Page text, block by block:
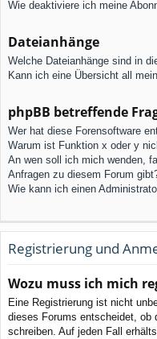
Wie deaktiviere ich meine
Dateianhänge
Welche Dateianhänge sind in
Kann ich eine Übersicht all
phpBB betreffende
Wer hat diese Forensoftware
Warum ist Funktion x oder y
An wen soll ich mich wenden,
Anfragen zu diesem Forum
Wie kann ich einen
Registrierung und
Wozu muss ich mich
Eine Registrierung ist nicht
dieses Forums entscheidet, ob
schreiben. Auf jeden Fall